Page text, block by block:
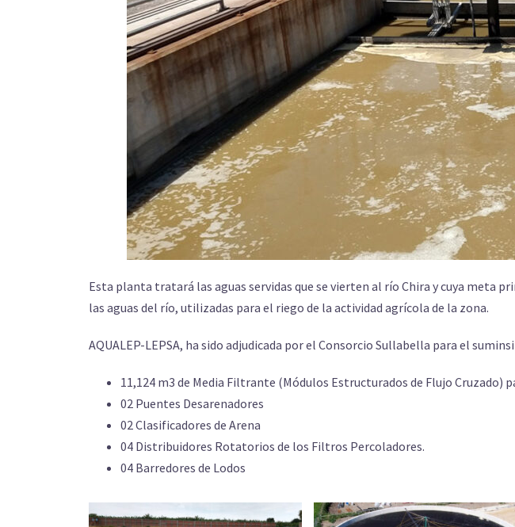
Esta planta tratará las aguas servidas que se vierten al río Chira y cuya meta
las aguas del río, utilizadas para el riego de la actividad agrícola de la zona.
AQUALEP-LEPSA, ha sido adjudicada por el Consorcio Sullabella para el
11,124 m3 de Media Filtrante (Módulos Estructurados de Flujo Cruzado)
02 Puentes Desarenadores
02 Clasificadores de Arena
04 Distribuidores Rotatorios de los Filtros Percoladores.
04 Barredores de Lodos